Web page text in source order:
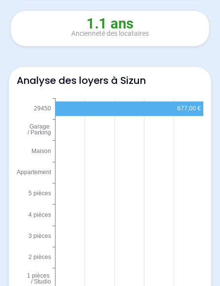
1.1 ans
Ancienneté des locataires
Analyse des loyers à Sizun